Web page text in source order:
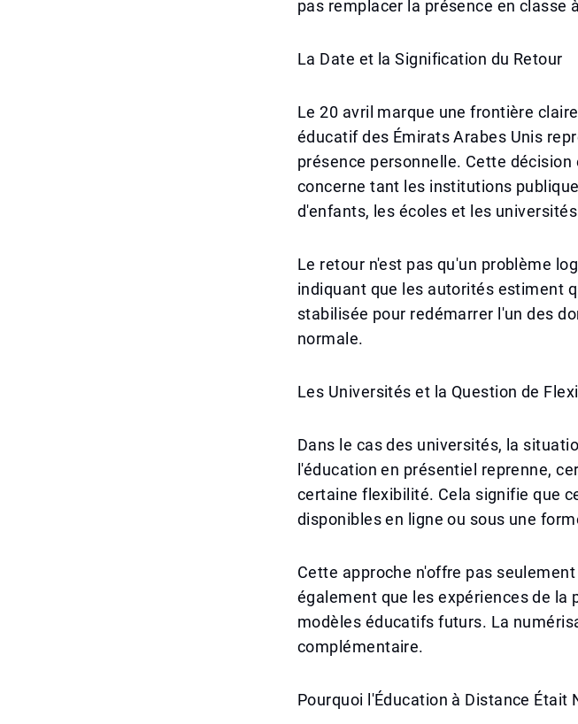
pas remplacer la présence en classe
La Date et la Signification du Retour
Le 20 avril marque une frontière
éducatif des Émirats Arabes Unis
présence personnelle. Cette
concerne tant les institutions
d'enfants, les écoles et les
Le retour n'est pas qu'un problème
indiquant que les autorités estiment
stabilisée pour redémarrer l'un des
normale.
Les Universités et la Question de
Dans le cas des universités, la
l'éducation en présentiel reprenne,
certaine flexibilité. Cela signifie que
disponibles en ligne ou sous une
Cette approche n'offre pas
également que les expériences de
modèles éducatifs futurs. La
complémentaire.
Pourquoi l'Éducation à Distance Était